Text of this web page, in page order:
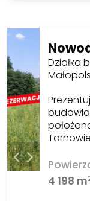
Działka
4 198 m